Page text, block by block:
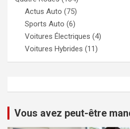
Actus Auto (75)
Sports Auto (6)
Voitures Électriques (4)
Voitures Hybrides (11)
Vous avez peut-être